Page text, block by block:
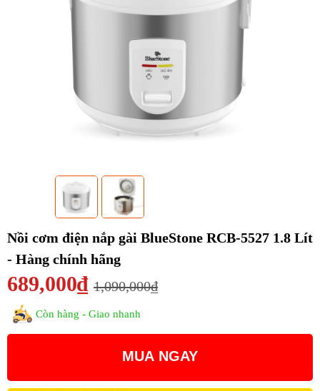
Nồi cơm điện nắp gài BlueStone RCB-5527 1.8 Lít
- Hàng chính hãng
689,000₫ 1,090,000₫
Còn hàng - Giao nhanh
MUA NGAY